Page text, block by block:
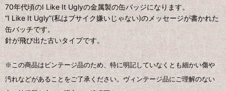
70年代頃のI Like It Uglyの金属製の缶バッジになります。
“I Like It Ugly”(私はブサイク嫌いじゃない)のメッセージが書かれた
缶バッチです。
針が飛び出た古いタイプです。
※この商品はビンテージ品のため、特に明記していなくとも細かい傷や
汚れなどがあることをご了承ください。ヴィンテージ品にご理解のない